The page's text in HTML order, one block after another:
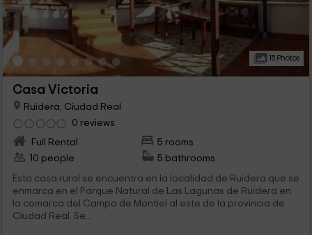
15 Photos
Casa Victoria
Ruidera, Ciudad Real
0 reviews
Full Rental
5 rooms
10 people
5 bathrooms
Esta casa rural se encuentra en la localidad de Ruidera que se
enmarca en el Parque Natural de Las Lagunas de Ruidera en
la comarca del Campo de Montiel al este de la provincia de
Ciudad Real. Se...